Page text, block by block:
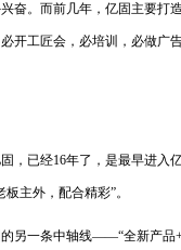
奋。而前几年，亿固主要打
开工匠会，必培训，必做广
，已经16年了，是最早进入
主外，配合精彩”。
另一条中轴线——“全新产品